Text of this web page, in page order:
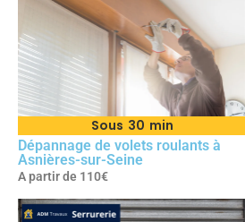
Sous 30 min
Dépannage de volets roulants à
Asnières-sur-Seine
A partir de 110€